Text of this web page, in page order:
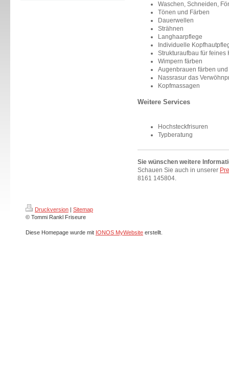
Waschen, Schneiden,
Tönen und Färben
Dauerwellen
Strähnen
Langhaarpflege
Individuelle
Strukturaufbau für feines
Wimpern färben
Augenbrauen färben
Nassrasur das
Kopfmassagen
Weitere Services
Hochsteckfrisuren
Typberatung
Sie wünschen weitere
Schauen Sie auch in unserer
8161 145804.
Druckversion | Sitemap
© Tommi Rankl Friseure
Diese Homepage wurde mit IONOS MyWebsite erstellt.